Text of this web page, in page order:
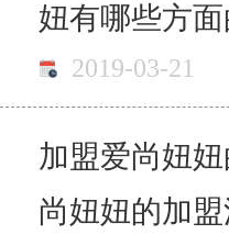
妞有哪些方
2019-03-21
加盟爱尚妞
尚妞妞的加